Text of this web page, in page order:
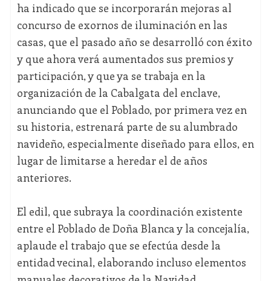
ha indicado que se incorporarán mejoras al
concurso de exornos de iluminación en las
casas, que el pasado año se desarrolló con éxito
y que ahora verá aumentados sus premios y
participación, y que ya se trabaja en la
organización de la Cabalgata del enclave,
anunciando que el Poblado, por primera vez en
su historia, estrenará parte de su alumbrado
navideño, especialmente diseñado para ellos, en
lugar de limitarse a heredar el de años
anteriores.
El edil, que subraya la coordinación existente
entre el Poblado de Doña Blanca y la concejalía,
aplaude el trabajo que se efectúa desde la
entidad vecinal, elaborando incluso elementos